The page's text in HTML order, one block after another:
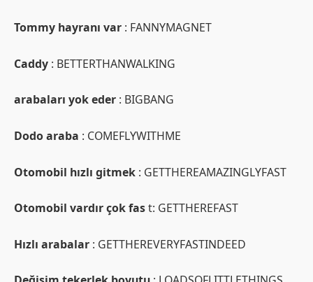
Tommy hayranı var : FANNYMAGNET
Caddy : BETTERTHANWALKING
arabaları yok eder : BIGBANG
Dodo araba : COMEFLYWITHME
Otomobil hızlı gitmek : GETTHEREAMAZINGLYFAST
Otomobil vardır çok fast: GETTHEREFAST
Hızlı arabalar : GETTHEREVERYFASTINDEED